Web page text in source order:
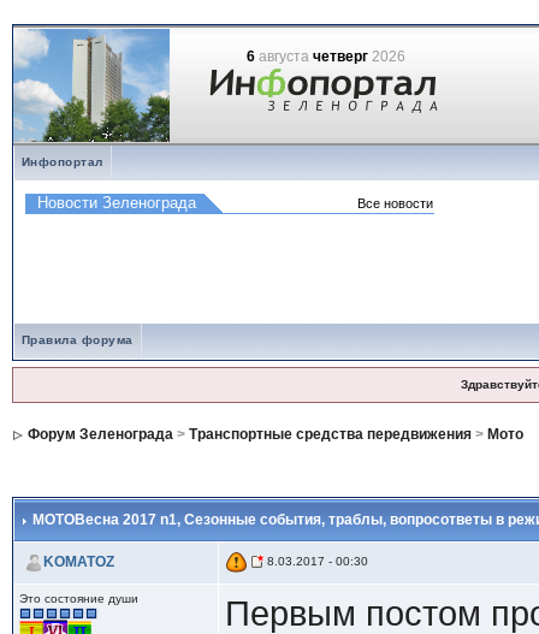
6августа четверг2026
Инфопортал
Правила форума
Форум Зеленограда> Транспортные средства передвижения> Мото
МОТОВесна 2017 n1, Сезонные события, траблы, вопросответы в
KOMATOZ 8.03.2017 - 00:30
Это состояние души
Первым постом